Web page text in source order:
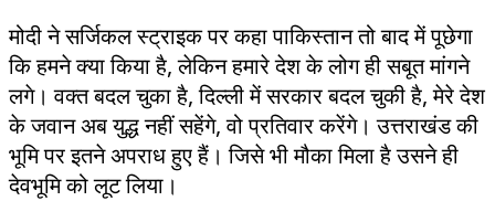
मोदी ने सर्जिकल स्ट्राइक पर कहा पाकिस्तान तो बाद में पूछेगा
कि हमने क्या किया है, लेकिन हमारे देश के लोग ही सबूत मांगने
लगे। वक्त बदल चुका है, दिल्ली में सरकार बदल चुकी है, मेरे देश
के जवान अब युद्ध नहीं सहेंगे, वो प्रतिवार करेंगे। उत्तराखंड की
भूमि पर इतने अपराध हुए हैं। जिसे भी मौका मिला है उसने ही
देवभूमि को लूट लिया।